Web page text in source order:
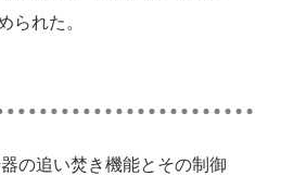
られた。
器の追い焚き機能とその制御